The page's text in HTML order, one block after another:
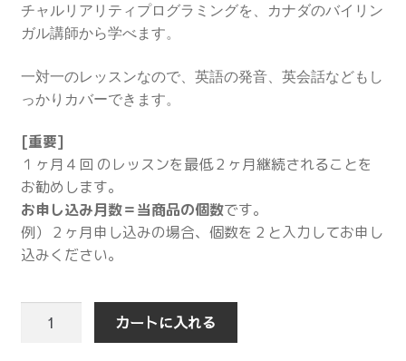
チャルリアリティプログラミングを、カナダのバイリン
ガル講師から学べます。
一対一のレッスンなので、英語の発音、英会話などもし
っかりカバーできます。
[重要]
１ヶ月４回 のレッスンを最低２ヶ月継続されることを
お勧めします。
お申し込み月数＝当商品の個数です。
例）２ヶ月申し込みの場合、個数を２と入力してお申し
込みください。
カートに入れる